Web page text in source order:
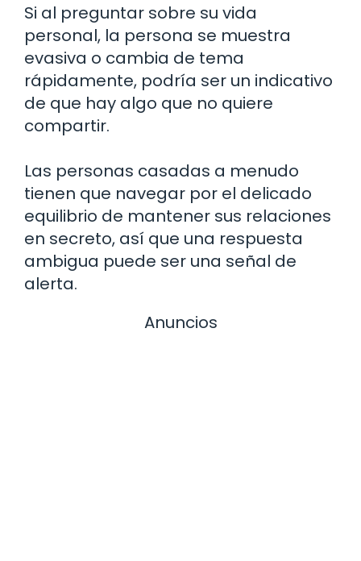
Si al preguntar sobre su vida
personal, la persona se muestra
evasiva o cambia de tema
rápidamente, podría ser un indicativo
de que hay algo que no quiere
compartir.
Las personas casadas a menudo
tienen que navegar por el delicado
equilibrio de mantener sus relaciones
en secreto, así que una respuesta
ambigua puede ser una señal de
alerta.
Anuncios